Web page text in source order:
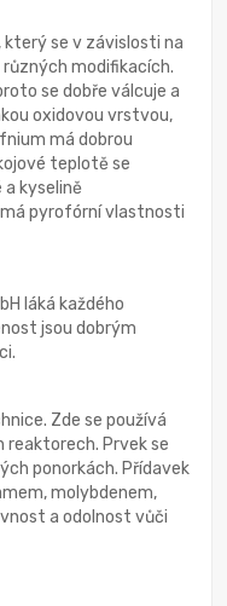
se v závislosti na
modifikacích.
se dobře válcuje a
oxidovou vrstvou,
má dobrou
teplotě se
kyselině
pyrofórní vlastnosti
láká každého
jsou dobrým
Zde se používá
reaktorech. Prvek se
ponorkách. Přídavek
molybdenem,
a odolnost vůči